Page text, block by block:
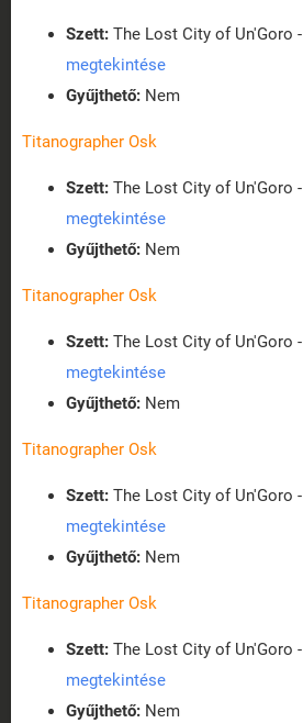
Szett: The Lost City of Un'Goro -
megtekintése
Gyűjthető: Nem
Titanographer Osk
Szett: The Lost City of Un'Goro -
megtekintése
Gyűjthető: Nem
Titanographer Osk
Szett: The Lost City of Un'Goro -
megtekintése
Gyűjthető: Nem
Titanographer Osk
Szett: The Lost City of Un'Goro -
megtekintése
Gyűjthető: Nem
Titanographer Osk
Szett: The Lost City of Un'Goro -
megtekintése
Gyűjthető: Nem